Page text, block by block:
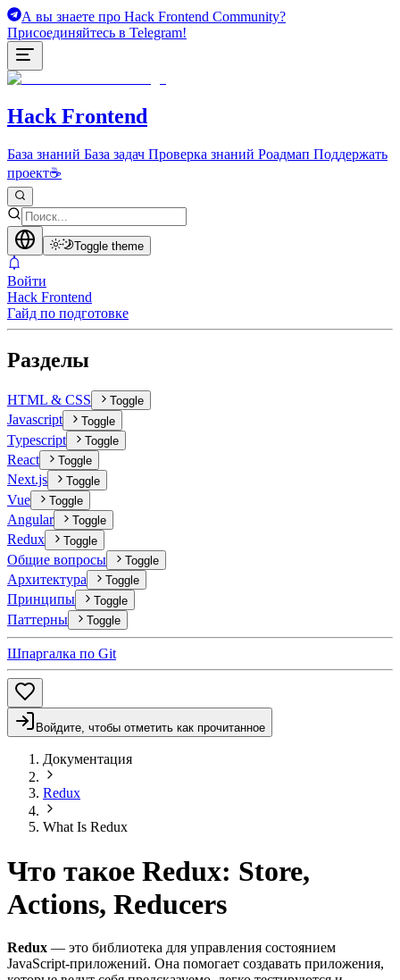
А вы знаете про Hack Frontend Community?
Присоединяйтесь в Telegram!
Hack Frontend
База знаний База задач Проверка знаний Роадмап Поддержать
проект☕
Toggle theme
Войти
Hack Frontend
Гайд по подготовке
Разделы
HTML & CSS Toggle
Javascript Toggle
Typescript Toggle
React Toggle
Next.js Toggle
Vue Toggle
Angular Toggle
Redux Toggle
Общие вопросы Toggle
Архитектура Toggle
Принципы Toggle
Паттерны Toggle
Шпаргалка по Git
Войдите, чтобы отметить как прочитанное
Документация
Redux
What Is Redux
Что такое Redux: Store,
Actions, Reducers
Redux — это библиотека для управления состоянием
JavaScript-приложений. Она помогает создавать приложения,